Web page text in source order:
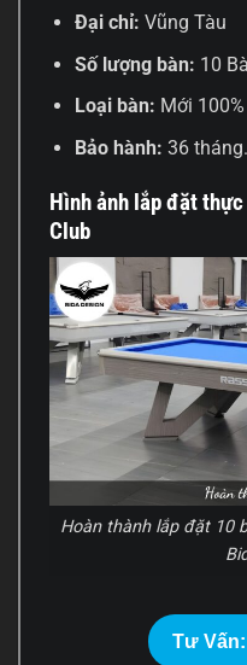
Đại chỉ: Vũng Tàu
Số lượng bàn: 10
Loại bàn: Mới 100%
Bảo hành: 36 tháng.
Hình ảnh lắp đặt
Club
Hoàn thành lắp đặt 10
Tư Vấn: